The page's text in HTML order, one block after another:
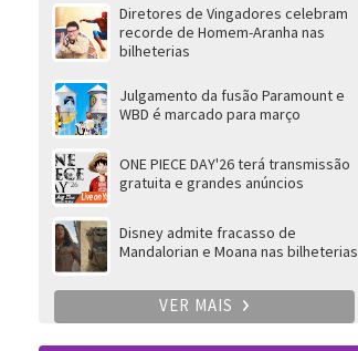
Diretores de Vingadores celebram
recorde de Homem-Aranha nas
bilheterias
Julgamento da fusão Paramount e
WBD é marcado para março
ONE PIECE DAY'26 terá transmissão
gratuita e grandes anúncios
Disney admite fracasso de
Mandalorian e Moana nas bilheterias
VER MAIS